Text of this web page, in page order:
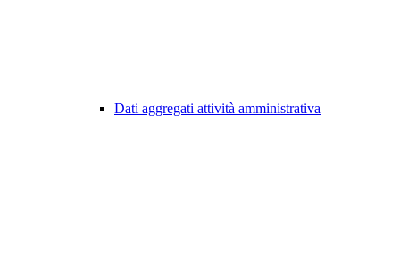
Dati aggregati attività amministrativa